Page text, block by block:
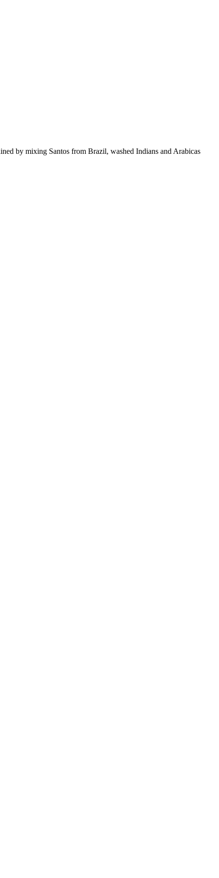
by mixing Santos from Brazil, washed Indians and Arabicas